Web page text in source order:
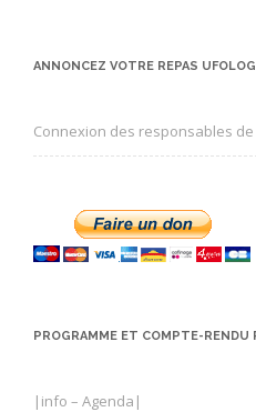
ANNONCEZ VOTRE REPAS
Connexion des responsables
PROGRAMME ET COMPTE-RENDU
|info – Agenda|